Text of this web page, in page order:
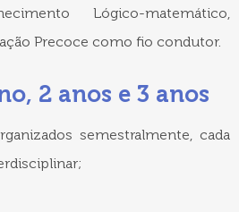
Lógico-matemático,
Precoce como fio condutor.
2 anos e 3 anos
semestralmente, cada